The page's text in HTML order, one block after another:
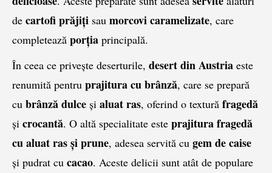
de cartofi prăjiți sau morcovi caramelizate, care
completează porția principală.
În ceea ce privește deserturile, desert din Austria este
renumită pentru prajitura cu brânză, care se prepară
cu brânză dulce și aluat ras, oferind o textură fragedă
și crocantă. O altă specialitate este prajitura fragedă
cu aluat ras și prune, adesea servită cu gem de caise
și pudrat cu cacao. Aceste delicii sunt atât de populare